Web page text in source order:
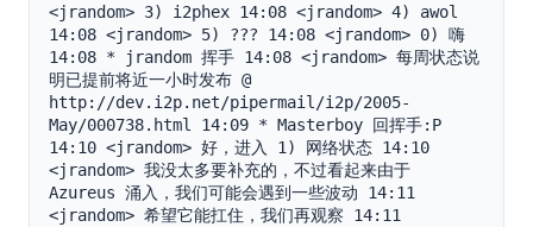
<jrandom> 3) i2phex 14:08 <jrandom> 4) awol
14:08 <jrandom> 5) ??? 14:08 <jrandom> 0) 嗨
14:08 * jrandom 挥手 14:08 <jrandom> 每周状态说
明已提前将近一小时发布 @
http://dev.i2p.net/pipermail/i2p/2005-
May/000738.html 14:09 * Masterboy 回挥手:P
14:10 <jrandom> 好，进入 1) 网络状态 14:10
<jrandom> 我没太多要补充的，不过看起来由于
Azureus 涌入，我们可能会遇到一些波动 14:11
<jrandom> 希望它能扛住，我们再观察 14:11